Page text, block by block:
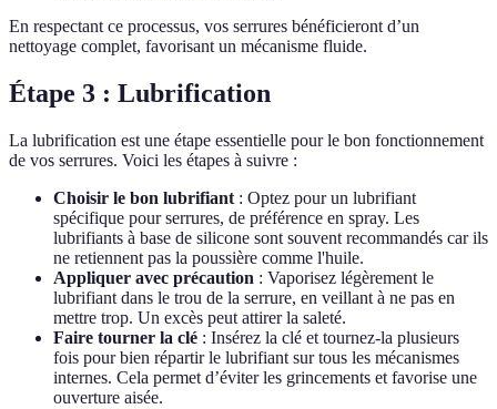
En respectant ce processus, vos serrures bénéficieront d’un
nettoyage complet, favorisant un mécanisme fluide.
Étape 3 : Lubrification
La lubrification est une étape essentielle pour le bon fonctionnement
de vos serrures. Voici les étapes à suivre :
Choisir le bon lubrifiant : Optez pour un lubrifiant
spécifique pour serrures, de préférence en spray. Les
lubrifiants à base de silicone sont souvent recommandés car ils
ne retiennent pas la poussière comme l'huile.
Appliquer avec précaution : Vaporisez légèrement le
lubrifiant dans le trou de la serrure, en veillant à ne pas en
mettre trop. Un excès peut attirer la saleté.
Faire tourner la clé : Insérez la clé et tournez-la plusieurs
fois pour bien répartir le lubrifiant sur tous les mécanismes
internes. Cela permet d’éviter les grincements et favorise une
ouverture aisée.